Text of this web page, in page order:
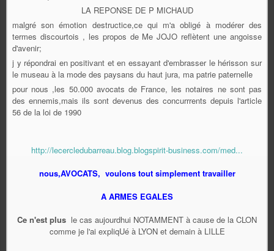
LA REPONSE DE P MICHAUD
malgré son émotion destructice,ce qui m'a obligé à modérer des
termes discourtois , les propos de Me JOJO reflètent une angoisse
d'avenir;
j y répondrai en positivant et en essayant d'embrasser le hérisson sur
le museau à la mode des paysans du haut jura, ma patrie paternelle
pour nous ,les 50.000 avocats de France, les notaires ne sont pas
des ennemis,mais ils sont devenus des concurrrents depuis l'article
56 de la loi de 1990
http://lecercledubarreau.blog.blogspirit-business.com/med...
nous,AVOCATS, voulons tout simplement travailler
A ARMES EGALES
Ce n'est plus le cas aujourdhui NOTAMMENT à cause de la CLON
comme je l'ai expliqUé à LYON et demain à LILLE